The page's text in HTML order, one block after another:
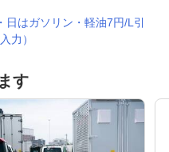
日はガソリン・軽油7円/L引
力）
す